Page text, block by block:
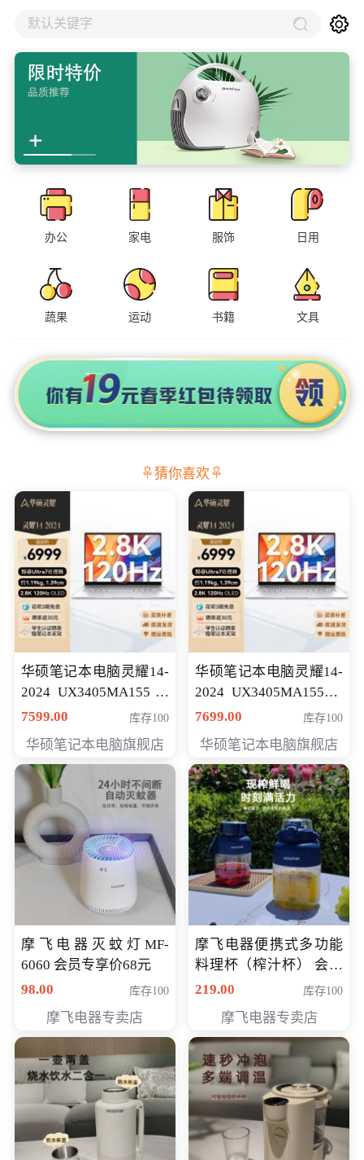
默认关键字
办公 家电 服饰 日用
蔬果 运动 书籍 文具
猜你喜欢
华硕笔记本电脑灵耀14-
2024 UX3405MA155冰
川银 oled 智慧轻薄本 会
7599.00 库存100
华硕笔记本电脑旗舰店
华硕笔记本电脑灵耀14-
2024 UX3405MA155夜
空蓝 oled 智慧轻薄本 会
7699.00 库存100
华硕笔记本电脑旗舰店
摩飞电器灭蚊灯MF-
6060 会员专享价68元
98.00
库存100
摩飞电器专卖店
摩飞电器便携式多功能
料理杯（榨汁杯） 会员
专享价118元
219.00 库存100
摩飞电器专卖店